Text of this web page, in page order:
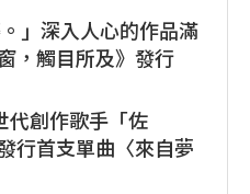
」深入人心的作品滿
，觸目所及》發行
代創作歌手「佐
行首支單曲〈來自夢